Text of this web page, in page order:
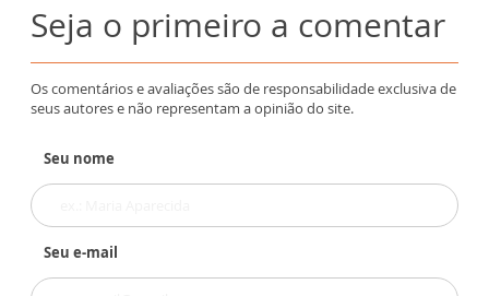
Seja o primeiro a comentar
Os comentários e avaliações são de responsabilidade exclusiva de
seus autores e não representam a opinião do site.
Seu nome
Seu e-mail